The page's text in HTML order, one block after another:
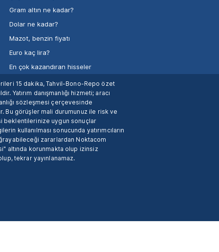
Gram altın ne kadar?
Dolar ne kadar?
Mazot, benzin fiyatı
Euro kaç lira?
En çok kazandıran hisseler
15 dakika, Tahvil-Bono-Repo özet
Yatırım danışmanlığı hizmeti; aracı
sözleşmesi çerçevesinde
Bu görüşler mali durumunuz ile risk ve
beklentilerinize uygun sonuçlar
kullanılması sonucunda yatırımcıların
zararlardan Noktacom
altında korunmakta olup izinsiz
tekrar yayınlanamaz.